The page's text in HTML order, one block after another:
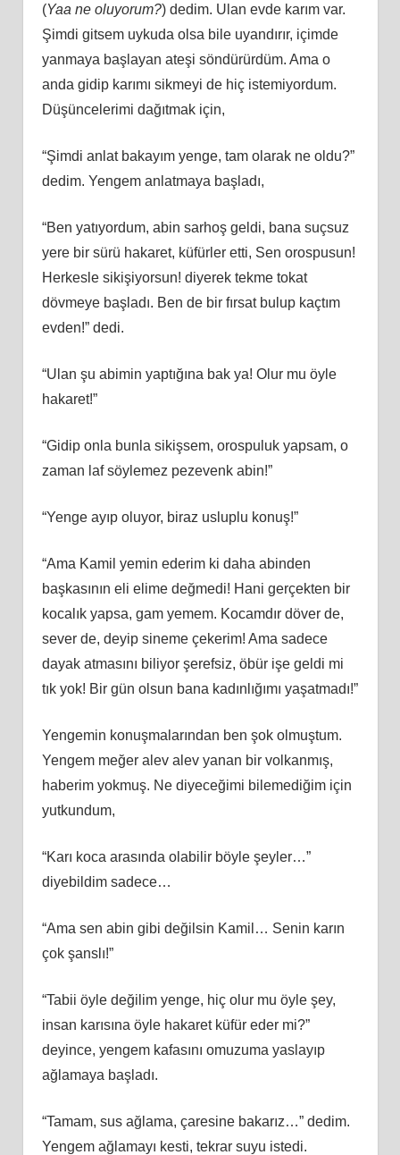
(Yaa ne oluyorum?) dedim. Ulan evde karım var.
Şimdi gitsem uykuda olsa bile uyandırır, içimde
yanmaya başlayan ateşi söndürürdüm. Ama o
anda gidip karımı sikmeyi de hiç istemiyordum.
Düşüncelerimi dağıtmak için,
“Şimdi anlat bakayım yenge, tam olarak ne oldu?”
dedim. Yengem anlatmaya başladı,
“Ben yatıyordum, abin sarhoş geldi, bana suçsuz
yere bir sürü hakaret, küfürler etti, Sen orospusun!
Herkesle sikişiyorsun! diyerek tekme tokat
dövmeye başladı. Ben de bir fırsat bulup kaçtım
evden!” dedi.
“Ulan şu abimin yaptığına bak ya! Olur mu öyle
hakaret!”
“Gidip onla bunla sikişsem, orospuluk yapsam, o
zaman laf söylemez pezevenk abin!”
“Yenge ayıp oluyor, biraz usluplu konuş!”
“Ama Kamil yemin ederim ki daha abinden
başkasının eli elime değmedi! Hani gerçekten bir
kocalık yapsa, gam yemem. Kocamdır döver de,
sever de, deyip sineme çekerim! Ama sadece
dayak atmasını biliyor şerefsiz, öbür işe geldi mi
tık yok! Bir gün olsun bana kadınlığımı yaşatmadı!”
Yengemin konuşmalarından ben şok olmuştum.
Yengem meğer alev alev yanan bir volkanmış,
haberim yokmuş. Ne diyeceğimi bilemediğim için
yutkundum,
“Karı koca arasında olabilir böyle şeyler…”
diyebildim sadece…
“Ama sen abin gibi değilsin Kamil… Senin karın
çok şanslı!”
“Tabii öyle değilim yenge, hiç olur mu öyle şey,
insan karısına öyle hakaret küfür eder mi?”
deyince, yengem kafasını omuzuma yaslayıp
ağlamaya başladı.
“Tamam, sus ağlama, çaresine bakarız…” dedim.
Yengem ağlamayı kesti, tekrar suyu istedi.